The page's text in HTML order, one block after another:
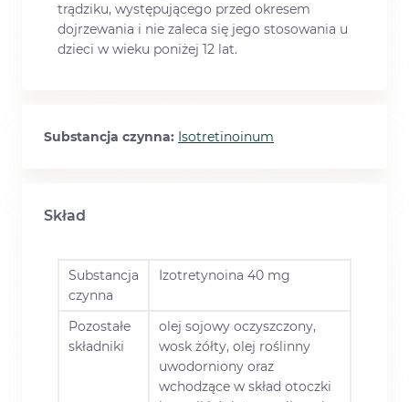
trądziku, występującego przed okresem
dojrzewania i nie zaleca się jego stosowania u
dzieci w wieku poniżej 12 lat.
Substancja czynna: Isotretinoinum
Skład
Substancja
czynna
Izotretynoina 40 mg
Pozostałe
składniki
olej sojowy oczyszczony,
wosk żółty, olej roślinny
uwodorniony oraz
wchodzące w skład otoczki